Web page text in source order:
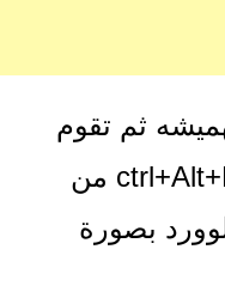
ثم تقوم
بالضغط على الاختصار ctrl+Alt+B من
بصورة